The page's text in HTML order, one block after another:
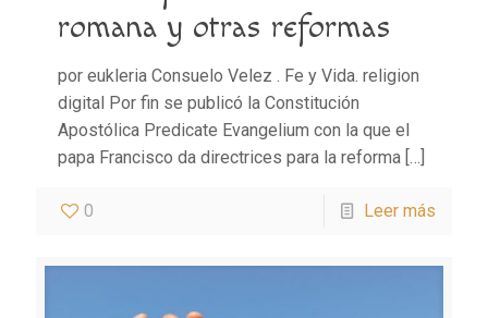
romana y otras reformas
por eukleria Consuelo Velez . Fe y Vida. religion
digital Por fin se publicó la Constitución
Apostólica Predicate Evangelium con la que el
papa Francisco da directrices para la reforma […]
0 Leer más